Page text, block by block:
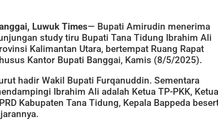
Luwuk Times— Bupati Amirudin menerima
study tiru Bupati Tana Tidung Ibrahim Ali
Kalimantan Utara, bertempat Ruang Rapat
Kantor Bupati Banggai, Kamis (8/5/2025).
hadir Wakil Bupati Furqanuddin. Sementara
Ibrahim Ali adalah Ketua TP-PKK, Ketua
Kabupaten Tana Tidung, Kepala Bappeda